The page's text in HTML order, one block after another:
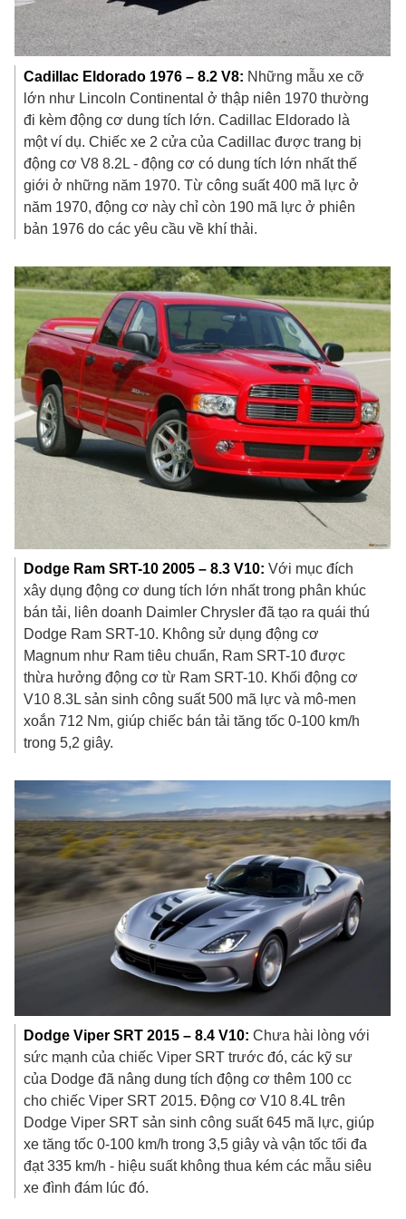
Cadillac Eldorado 1976 – 8.2 V8: Những mẫu xe cỡ
lớn như Lincoln Continental ở thập niên 1970 thường
đi kèm động cơ dung tích lớn. Cadillac Eldorado là
một ví dụ. Chiếc xe 2 cửa của Cadillac được trang bị
động cơ V8 8.2L - động cơ có dung tích lớn nhất thế
giới ở những năm 1970. Từ công suất 400 mã lực ở
năm 1970, động cơ này chỉ còn 190 mã lực ở phiên
bản 1976 do các yêu cầu về khí thải.
Dodge Ram SRT-10 2005 – 8.3 V10: Với mục đích
xây dụng động cơ dung tích lớn nhất trong phân khúc
bán tải, liên doanh Daimler Chrysler đã tạo ra quái thú
Dodge Ram SRT-10. Không sử dụng động cơ
Magnum như Ram tiêu chuẩn, Ram SRT-10 được
thừa hưởng động cơ từ Ram SRT-10. Khối động cơ
V10 8.3L sản sinh công suất 500 mã lực và mô-men
xoắn 712 Nm, giúp chiếc bán tải tăng tốc 0-100 km/h
trong 5,2 giây.
Dodge Viper SRT 2015 – 8.4 V10: Chưa hài lòng với
sức mạnh của chiếc Viper SRT trước đó, các kỹ sư
của Dodge đã nâng dung tích động cơ thêm 100 cc
cho chiếc Viper SRT 2015. Động cơ V10 8.4L trên
Dodge Viper SRT sản sinh công suất 645 mã lực, giúp
xe tăng tốc 0-100 km/h trong 3,5 giây và vận tốc tối đa
đạt 335 km/h - hiệu suất không thua kém các mẫu siêu
xe đình đám lúc đó.